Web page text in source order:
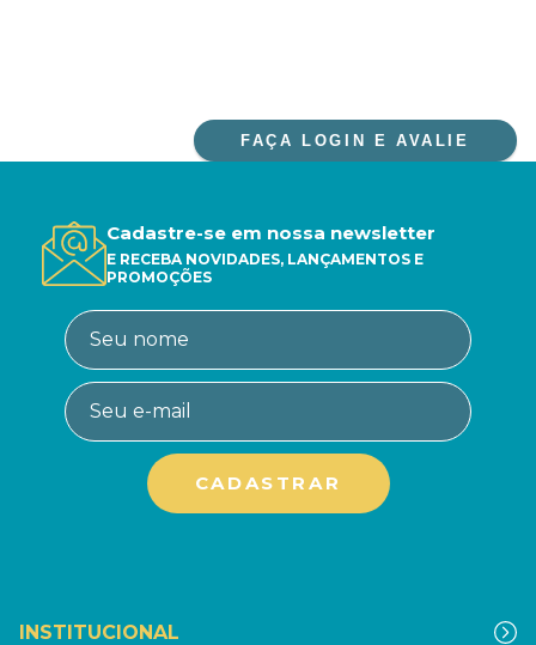
FAÇA LOGIN E AVALIE
Cadastre-se em nossa newsletter
E RECEBA NOVIDADES, LANÇAMENTOS E
PROMOÇÕES
INSTITUCIONAL